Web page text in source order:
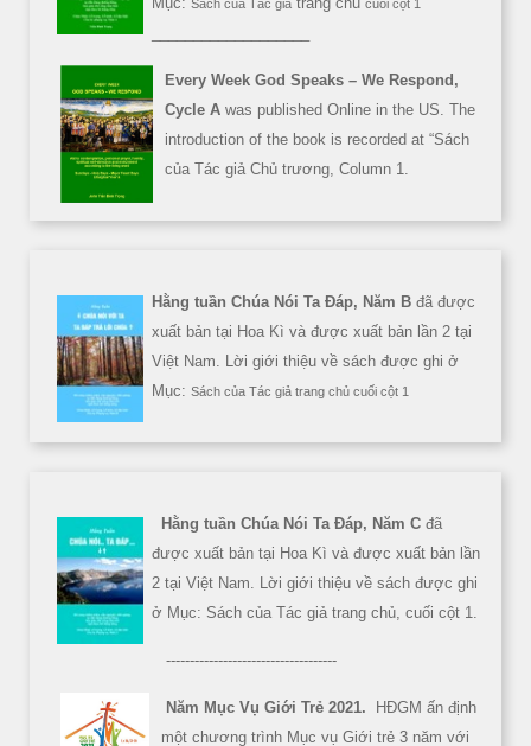
Sách của Tác giả cuối cột 1
Every Week God Speaks – We Respond,
Cycle A was published Online in the US. The
introduction of the book is recorded at “Sách
của Tác giả Chủ trương, Column 1.
Hằng tuần Chúa Nói Ta Đáp, Năm B đã được
xuất bản tại Hoa Kì và được xuất bản lần 2 tại
Việt Nam. Lời giới thiệu về sách được ghi ở
Mục: Sách của Tác giả trang chủ cuối cột 1
Hằng tuần Chúa Nói Ta Đáp, Năm C đã
được xuất bản tại Hoa Kì và được xuất bản lần
2 tại Việt Nam. Lời giới thiệu về sách được ghi
ở Mục: Sách của Tác giả trang chủ, cuối cột 1.
------------------------------------
Năm Mục Vụ Giới Trẻ 2021.
HĐGM ấn định
một chương trình Mục vụ Giới trẻ 3 năm với